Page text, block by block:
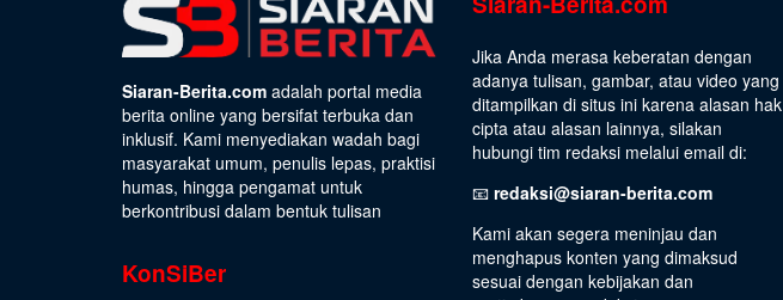
Siaran-Berita.com adalah portal media
berita online yang bersifat terbuka dan
inklusif. Kami menyediakan wadah bagi
masyarakat umum, penulis lepas, praktisi
humas, hingga pengamat untuk
berkontribusi dalam bentuk tulisan
KonSiBer
Jika Anda merasa keberatan dengan
adanya tulisan, gambar, atau video yang
ditampilkan di situs ini karena alasan hak
cipta atau alasan lainnya, silakan
hubungi tim redaksi melalui email di:
📧 redaksi@siaran-berita.com
Kami akan segera meninjau dan
menghapus konten yang dimaksud
sesuai dengan kebijakan dan